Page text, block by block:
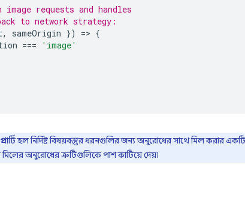
requests and handles
to network strategy:
, sameOrigin }) => {
===
'image'
প্রপার্টি হল নির্দিষ্ট বিষয়বস্তুর ধরনগুলির জন্য অনুরোধের সাথে মিল করার
অনুরোধের ত্রুটিগুলিকে পাশ কাটিয়ে দেয়৷